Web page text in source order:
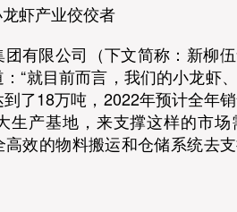
虾产业佼佼者
有限公司（下文简称：新柳
“就目前而言，我们的小龙虾
了18万吨，2022年预计全年
生产基地，来支撑这样的市
效的物料搬运和仓储系统去